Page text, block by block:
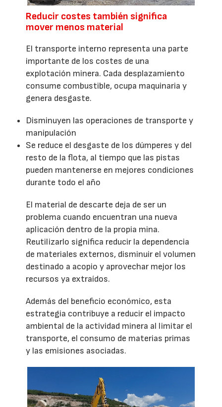
Reducir costes también significa
mover menos material
El transporte interno representa una parte
importante de los costes de una
explotación minera. Cada desplazamiento
consume combustible, ocupa maquinaria y
genera desgaste.
Disminuyen las operaciones de transporte y
manipulación
Se reduce el desgaste de los dúmperes y del
resto de la flota, al tiempo que las pistas
pueden mantenerse en mejores condiciones
durante todo el año
El material de descarte deja de ser un
problema cuando encuentran una nueva
aplicación dentro de la propia mina.
Reutilizarlo significa reducir la dependencia
de materiales externos, disminuir el volumen
destinado a acopio y aprovechar mejor los
recursos ya extraídos.
Además del beneficio económico, esta
estrategia contribuye a reducir el impacto
ambiental de la actividad minera al limitar el
transporte, el consumo de materias primas
y las emisiones asociadas.